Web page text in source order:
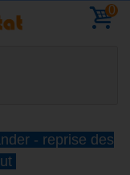
0
- reprise des